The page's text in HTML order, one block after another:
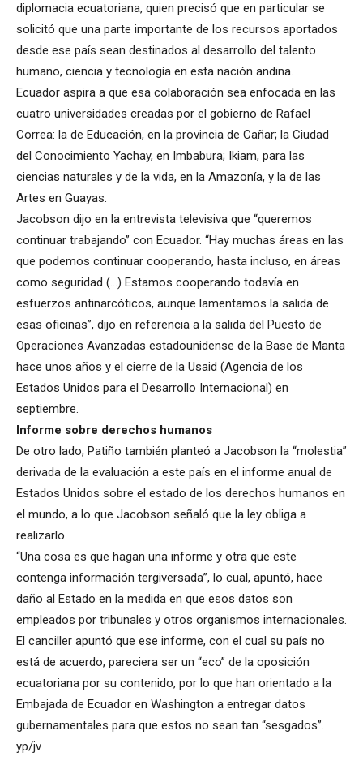
diplomacia ecuatoriana, quien precisó que en particular se
solicitó que una parte importante de los recursos aportados
desde ese país sean destinados al desarrollo del talento
humano, ciencia y tecnología en esta nación andina.
Ecuador aspira a que esa colaboración sea enfocada en las
cuatro universidades creadas por el gobierno de Rafael
Correa: la de Educación, en la provincia de Cañar; la Ciudad
del Conocimiento Yachay, en Imbabura; Ikiam, para las
ciencias naturales y de la vida, en la Amazonía, y la de las
Artes en Guayas.
Jacobson dijo en la entrevista televisiva que “queremos
continuar trabajando” con Ecuador. “Hay muchas áreas en las
que podemos continuar cooperando, hasta incluso, en áreas
como seguridad (…) Estamos cooperando todavía en
esfuerzos antinarcóticos, aunque lamentamos la salida de
esas oficinas”, dijo en referencia a la salida del Puesto de
Operaciones Avanzadas estadounidense de la Base de Manta
hace unos años y el cierre de la Usaid (Agencia de los
Estados Unidos para el Desarrollo Internacional) en
septiembre.
Informe sobre derechos humanos
De otro lado, Patiño también planteó a Jacobson la “molestia”
derivada de la evaluación a este país en el informe anual de
Estados Unidos sobre el estado de los derechos humanos en
el mundo, a lo que Jacobson señaló que la ley obliga a
realizarlo.
“Una cosa es que hagan una informe y otra que este
contenga información tergiversada”, lo cual, apuntó, hace
daño al Estado en la medida en que esos datos son
empleados por tribunales y otros organismos internacionales.
El canciller apuntó que ese informe, con el cual su país no
está de acuerdo, pareciera ser un “eco” de la oposición
ecuatoriana por su contenido, por lo que han orientado a la
Embajada de Ecuador en Washington a entregar datos
gubernamentales para que estos no sean tan “sesgados”.
yp/jv